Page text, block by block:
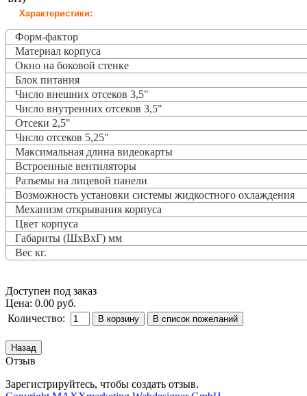
Характеристики:
Форм-фактор
Материал корпуса
Окно на боковой стенке
Блок питания
Число внешних отсеков 3,5"
Число внутренних отсеков 3,5"
Отсеки 2,5"
Число отсеков 5,25"
Максимальная длина видеокарты
Встроенные вентиляторы
Разъемы на лицевой панели
Возможность установки системы жидкостного охлаждения
Механизм открывания корпуса
Цвет корпуса
Габариты (ШхВхГ) мм
Вес кг.
Доступен под заказ
Цена: 0.00 руб.
Количество:
Отзыв
Зарегистрируйтесь, чтобы создать отзыв.